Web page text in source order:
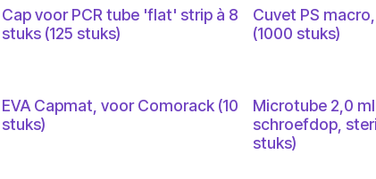
Cap voor PCR tube 'flat' strip à 8
stuks (125 stuks)
Cuvet PS
(1000 stuks)
EVA Capmat, voor Comorack (10
stuks)
Microtube 2,0
schroefdop,
stuks)